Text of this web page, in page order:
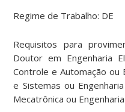
Regime de Trabalho: DE
Requisitos para
Doutor em Engenharia
Controle e Automação ou
e Sistemas ou
Mecatrônica ou